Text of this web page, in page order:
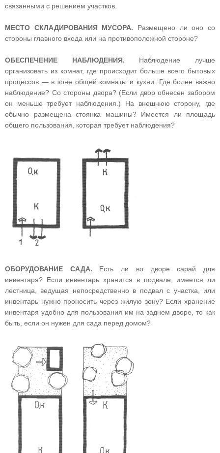
связанными с решением участков.
МЕСТО СКЛАДИРОВАНИЯ МУСОРА. Размещено ли оно со
стороны главного входа или на противоположной стороне?
ОБЕСПЕЧЕНИЕ НАБЛЮДЕНИЯ. Наблюдение лучше
организовать из комнат, где происходит больше всего бытовых
процессов — в зоне общей комнаты и кухни. Где более важно
наблюдение? Со стороны двора? (Если двор обнесен забором
он меньше требует наблюдения.) На внешнюю сторону, где
обычно размещена стоянка машины? Имеется ли площадь
общего пользования, которая требует наблюдения?
ОБОРУДОВАНИЕ САДА. Есть ли во дворе сарай для
инвентаря? Если инвентарь хранится в подвале, имеется ли
лестница, ведущая непосредственно в подвал с участка, или
инвентарь нужно проносить через жилую зону? Если хранение
инвентаря удобно для пользования им на заднем дворе, то как
быть, если он нужен для сада перед домом?